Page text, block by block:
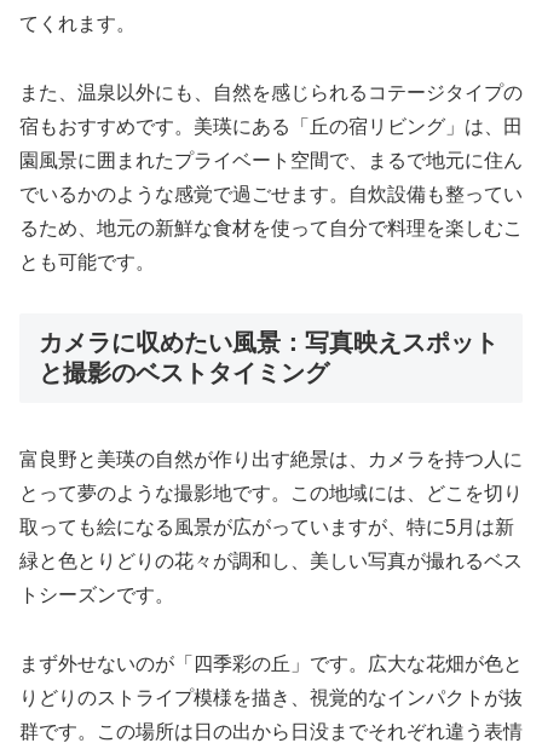
てくれます。
また、温泉以外にも、自然を感じられるコテージタイプの
宿もおすすめです。美瑛にある「丘の宿リビング」は、田
園風景に囲まれたプライベート空間で、まるで地元に住ん
でいるかのような感覚で過ごせます。自炊設備も整ってい
るため、地元の新鮮な食材を使って自分で料理を楽しむこ
とも可能です。
カメラに収めたい風景：写真映えスポット
と撮影のベストタイミング
富良野と美瑛の自然が作り出す絶景は、カメラを持つ人に
とって夢のような撮影地です。この地域には、どこを切り
取っても絵になる風景が広がっていますが、特に5月は新
緑と色とりどりの花々が調和し、美しい写真が撮れるベス
トシーズンです。
まず外せないのが「四季彩の丘」です。広大な花畑が色と
りどりのストライプ模様を描き、視覚的なインパクトが抜
群です。この場所は日の出から日没までそれぞれ違う表情